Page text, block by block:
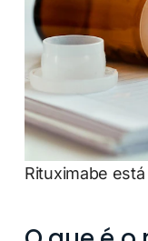
Rituximabe